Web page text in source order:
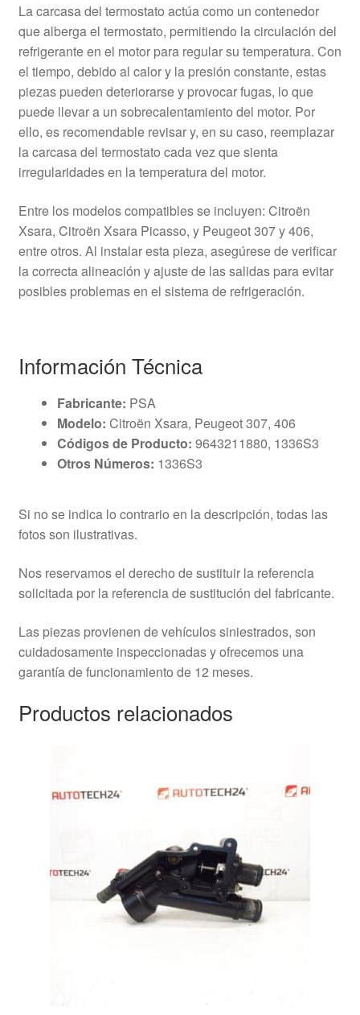
La carcasa del termostato actúa como un contenedor
que alberga el termostato, permitiendo la circulación del
refrigerante en el motor para regular su temperatura. Con
el tiempo, debido al calor y la presión constante, estas
piezas pueden deteriorarse y provocar fugas, lo que
puede llevar a un sobrecalentamiento del motor. Por
ello, es recomendable revisar y, en su caso, reemplazar
la carcasa del termostato cada vez que sienta
irregularidades en la temperatura del motor.
Entre los modelos compatibles se incluyen: Citroën
Xsara, Citroën Xsara Picasso, y Peugeot 307 y 406,
entre otros. Al instalar esta pieza, asegúrese de verificar
la correcta alineación y ajuste de las salidas para evitar
posibles problemas en el sistema de refrigeración.
Información Técnica
Fabricante: PSA
Modelo: Citroën Xsara, Peugeot 307, 406
Códigos de Producto: 9643211880, 1336S3
Otros Números: 1336S3
Si no se indica lo contrario en la descripción, todas las
fotos son ilustrativas.
Nos reservamos el derecho de sustituir la referencia
solicitada por la referencia de sustitución del fabricante.
Las piezas provienen de vehículos siniestrados, son
cuidadosamente inspeccionadas y ofrecemos una
garantía de funcionamiento de 12 meses.
Productos relacionados